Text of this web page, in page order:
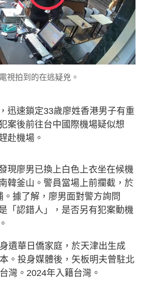
視拍到的在逃疑兇。
迅速鎖定33歲廖姓香港男子有重
案後前往台中國際機場疑似想
赴機場。
現廖男已換上白色上衣坐在候機
韓釜山。警員當場上前攔截，於
據了解，廖男面對警方詢問
「認錯人」，是否另有犯案動機
遺華日僑家庭，於天津出生成
。投身媒體後，矢板明夫曾駐北
灣。2024年入籍台灣。